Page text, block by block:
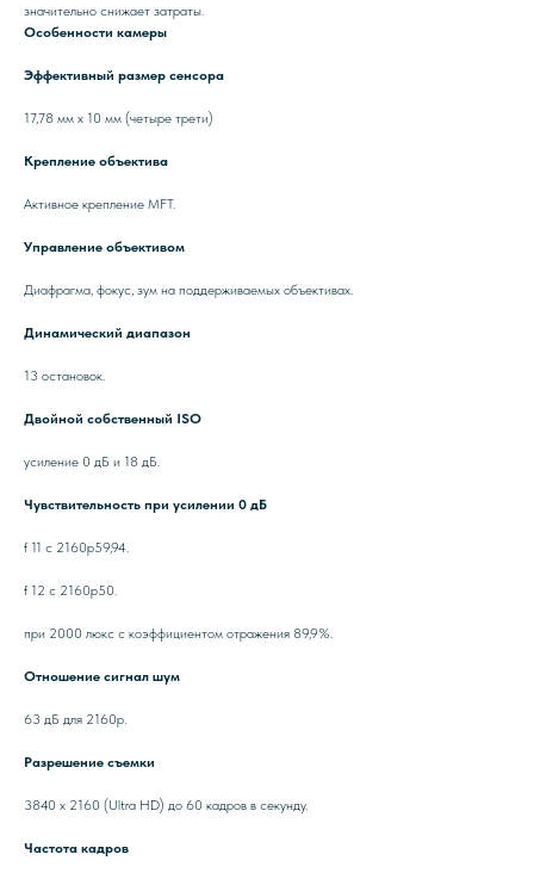
значительно снижает затраты.
Особенности камеры
Эффективный размер сенсора
17,78 мм x 10 мм (четыре трети)
Крепление объектива
Активное крепление MFT.
Управление объективом
Диафрагма, фокус, зум на поддерживаемых объективах.
Динамический диапазон
13 остановок.
Двойной собственный ISO
усиление 0 дБ и 18 дБ.
Чувствительность при усилении 0 дБ
f 11 с 2160p59,94.
f 12 с 2160p50.
при 2000 люкс с коэффициентом отражения 89,9%.
Отношение сигнал шум
63 дБ для 2160p.
Разрешение съемки
3840 x 2160 (Ultra HD) до 60 кадров в секунду.
Частота кадров